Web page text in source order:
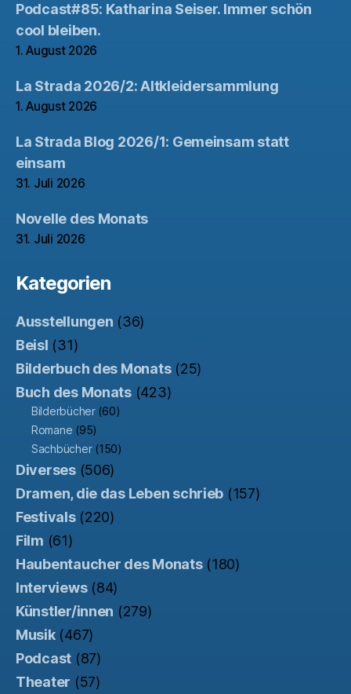
Podcast#85: Katharina Seiser. Immer schön
cool bleiben.
1. August 2026
La Strada 2026/2: Altkleidersammlung
1. August 2026
La Strada Blog 2026/1: Gemeinsam statt
einsam
31. Juli 2026
Novelle des Monats
31. Juli 2026
Kategorien
Ausstellungen (36)
Beisl (31)
Bilderbuch des Monats(25)
Buch des Monats(423)
Bilderbücher(60)
Romane (95)
Sachbücher(150)
Diverses(506)
Dramen, die das Leben schrieb (157)
Festivals(220)
Film (61)
Haubentaucher des Monats(180)
Interviews(84)
Künstler/innen (279)
Musik(467)
Podcast (87)
Theater (57)